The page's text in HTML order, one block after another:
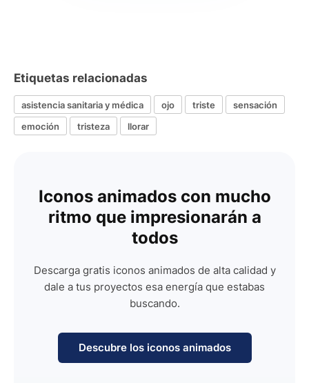
Etiquetas relacionadas
asistencia sanitaria y médica ojo triste
sensación
emoción
tristeza llorar
Iconos animados con mucho
ritmo que impresionarán a
todos
Descarga gratis iconos animados de alta calidad y
dale a tus proyectos esa energía que estabas
buscando.
Descubre los iconos animados